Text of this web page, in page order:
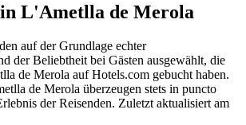
L'Ametlla de Merola
auf der Grundlage echter
der Beliebtheit bei Gästen ausgewählt, die
de Merola auf Hotels.com gebucht haben.
de Merola überzeugen stets in puncto
der Reisenden. Zuletzt aktualisiert am